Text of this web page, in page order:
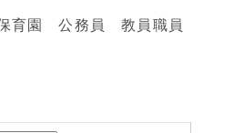
育園 公務員 教員職員